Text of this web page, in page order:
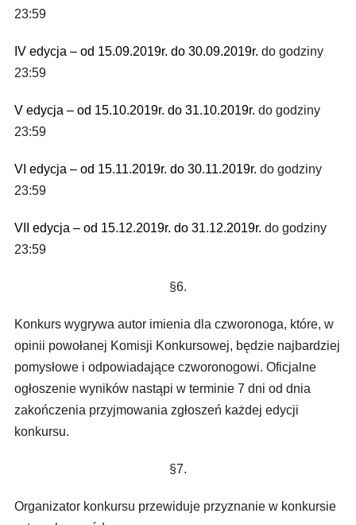
23:59
IV edycja – od 15.09.2019r. do 30.09.2019r. do godziny
23:59
V edycja – od 15.10.2019r. do 31.10.2019r. do godziny
23:59
VI edycja – od 15.11.2019r. do 30.11.2019r. do godziny
23:59
VII edycja – od 15.12.2019r. do 31.12.2019r. do godziny
23:59
§6.
Konkurs wygrywa autor imienia dla czworonoga, które, w
opinii powołanej Komisji Konkursowej, będzie najbardziej
pomysłowe i odpowiadające czworonogowi. Oficjalne
ogłoszenie wyników nastąpi w terminie 7 dni od dnia
zakończenia przyjmowania zgłoszeń każdej edycji
konkursu.
§7.
Organizator konkursu przewiduje przyznanie w konkursie